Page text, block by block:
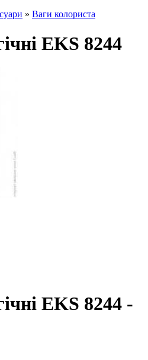
» Ваги колориста
EKS 8244
EKS 8244 -